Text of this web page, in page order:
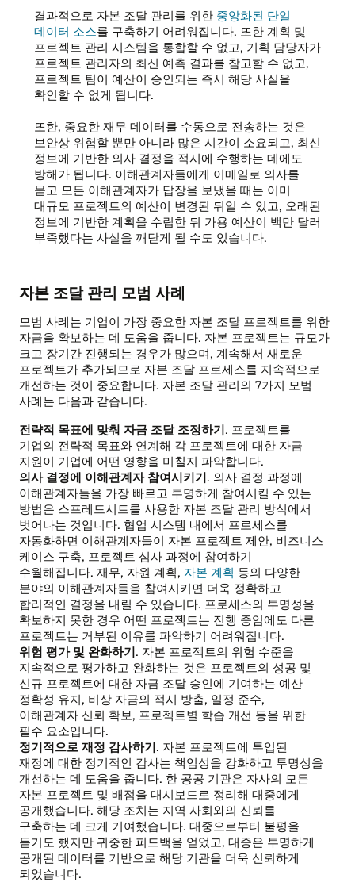
결과적으로 자본 조달 관리를 위한 중앙화된 단일
데이터 소스를 구축하기 어려워집니다. 또한 계획 및
프로젝트 관리 시스템을 통합할 수 없고, 기획 담당자가
프로젝트 관리자의 최신 예측 결과를 참고할 수 없고,
프로젝트 팀이 예산이 승인되는 즉시 해당 사실을
확인할 수 없게 됩니다.
또한, 중요한 재무 데이터를 수동으로 전송하는 것은
보안상 위험할 뿐만 아니라 많은 시간이 소요되고, 최신
정보에 기반한 의사 결정을 적시에 수행하는 데에도
방해가 됩니다. 이해관계자들에게 이메일로 의사를
묻고 모든 이해관계자가 답장을 보냈을 때는 이미
대규모 프로젝트의 예산이 변경된 뒤일 수 있고, 오래된
정보에 기반한 계획을 수립한 뒤 가용 예산이 백만 달러
부족했다는 사실을 깨닫게 될 수도 있습니다.
자본 조달 관리 모범 사례
모범 사례는 기업이 가장 중요한 자본 조달 프로젝트를 위한
자금을 확보하는 데 도움을 줍니다. 자본 프로젝트는 규모가
크고 장기간 진행되는 경우가 많으며, 계속해서 새로운
프로젝트가 추가되므로 자본 조달 프로세스를 지속적으로
개선하는 것이 중요합니다. 자본 조달 관리의 7가지 모범
사례는 다음과 같습니다.
전략적 목표에 맞춰 자금 조달 조정하기. 프로젝트를
기업의 전략적 목표와 연계해 각 프로젝트에 대한 자금
지원이 기업에 어떤 영향을 미칠지 파악합니다.
의사 결정에 이해관계자 참여시키기. 의사 결정 과정에
이해관계자들을 가장 빠르고 투명하게 참여시킬 수 있는
방법은 스프레드시트를 사용한 자본 조달 관리 방식에서
벗어나는 것입니다. 협업 시스템 내에서 프로세스를
자동화하면 이해관계자들이 자본 프로젝트 제안, 비즈니스
케이스 구축, 프로젝트 심사 과정에 참여하기
수월해집니다. 재무, 자원 계획, 자본 계획 등의 다양한
분야의 이해관계자들을 참여시키면 더욱 정확하고
합리적인 결정을 내릴 수 있습니다. 프로세스의 투명성을
확보하지 못한 경우 어떤 프로젝트는 진행 중임에도 다른
프로젝트는 거부된 이유를 파악하기 어려워집니다.
위험 평가 및 완화하기. 자본 프로젝트의 위험 수준을
지속적으로 평가하고 완화하는 것은 프로젝트의 성공 및
신규 프로젝트에 대한 자금 조달 승인에 기여하는 예산
정확성 유지, 비상 자금의 적시 방출, 일정 준수,
이해관계자 신뢰 확보, 프로젝트별 학습 개선 등을 위한
필수 요소입니다.
정기적으로 재정 감사하기. 자본 프로젝트에 투입된
재정에 대한 정기적인 감사는 책임성을 강화하고 투명성을
개선하는 데 도움을 줍니다. 한 공공 기관은 자사의 모든
자본 프로젝트 및 배점을 대시보드로 정리해 대중에게
공개했습니다. 해당 조치는 지역 사회와의 신뢰를
구축하는 데 크게 기여했습니다. 대중으로부터 불평을
듣기도 했지만 귀중한 피드백을 얻었고, 대중은 투명하게
공개된 데이터를 기반으로 해당 기관을 더욱 신뢰하게
되었습니다.